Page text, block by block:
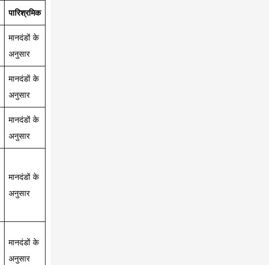
पारिश्रमिक
मानदंडों के
अनुसार
मानदंडों के
अनुसार
मानदंडों के
अनुसार
मानदंडों के
अनुसार
मानदंडों के
अनुसार